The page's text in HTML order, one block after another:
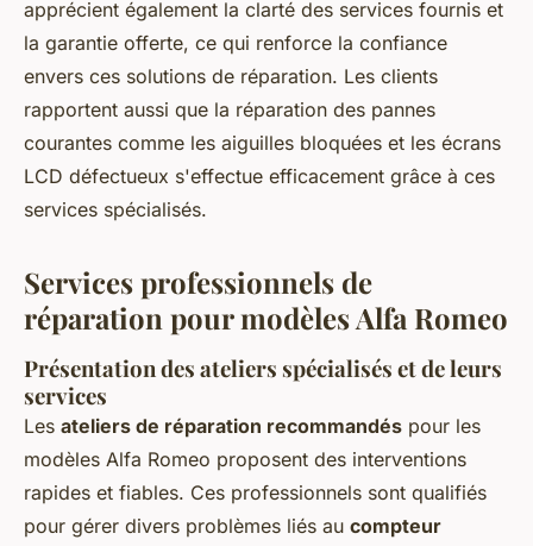
apprécient également la clarté des services fournis et
la garantie offerte, ce qui renforce la confiance
envers ces solutions de réparation. Les clients
rapportent aussi que la réparation des pannes
courantes comme les aiguilles bloquées et les écrans
LCD défectueux s'effectue efficacement grâce à ces
services spécialisés.
Services professionnels de
réparation pour modèles Alfa Romeo
Présentation des ateliers spécialisés et de leurs
services
Les ateliers de réparation recommandés pour les
modèles Alfa Romeo proposent des interventions
rapides et fiables. Ces professionnels sont qualifiés
pour gérer divers problèmes liés au compteur